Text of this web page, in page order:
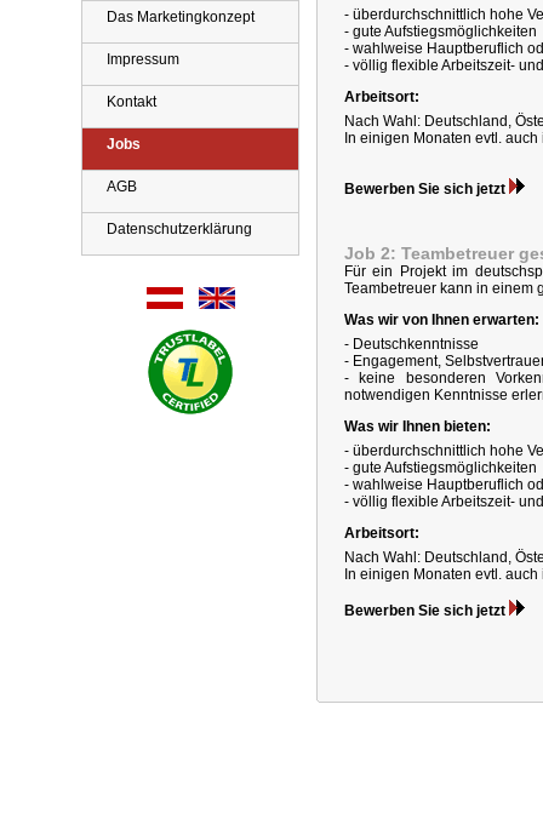
Das Marketingkonzept
Impressum
Kontakt
Jobs
AGB
Datenschutzerklärung
- überdurchschnittlich hohe
- gute Aufstiegsmöglichkeiten
- wahlweise Hauptberuflich
- völlig flexible Arbeitszeit-
Arbeitsort:
Nach Wahl: Deutschland,
In einigen Monaten evtl.
Bewerben Sie sich jetzt
Job 2: Teambetreuer
Für ein Projekt im
Teambetreuer kann in einem
Was wir von Ihnen erwarten:
- Deutschkenntnisse
- Engagement,
- keine besonderen
notwendigen Kenntnisse
Was wir Ihnen bieten:
- überdurchschnittlich hohe
- gute Aufstiegsmöglichkeiten
- wahlweise Hauptberuflich
- völlig flexible Arbeitszeit-
Arbeitsort:
Nach Wahl: Deutschland,
In einigen Monaten evtl.
Bewerben Sie sich jetzt